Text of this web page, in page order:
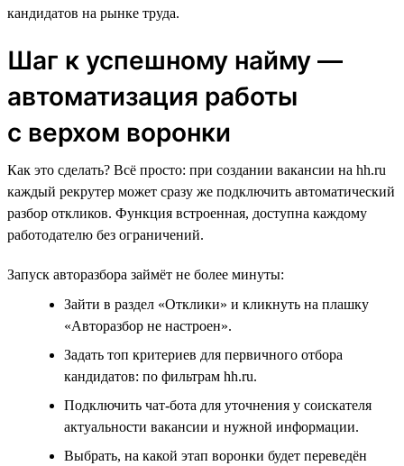
кандидатов на рынке труда.
Шаг к успешному найму —
автоматизация работы
с верхом воронки
Как это сделать? Всё просто: при создании вакансии на hh.ru
каждый рекрутер может сразу же подключить автоматический
разбор откликов. Функция встроенная, доступна каждому
работодателю без ограничений.
Запуск авторазбора займёт не более минуты:
Зайти в раздел «Отклики» и кликнуть на плашку
«Авторазбор не настроен».
Задать топ критериев для первичного отбора
кандидатов: по фильтрам hh.ru.
Подключить чат-бота для уточнения у соискателя
актуальности вакансии и нужной информации.
Выбрать, на какой этап воронки будет переведён